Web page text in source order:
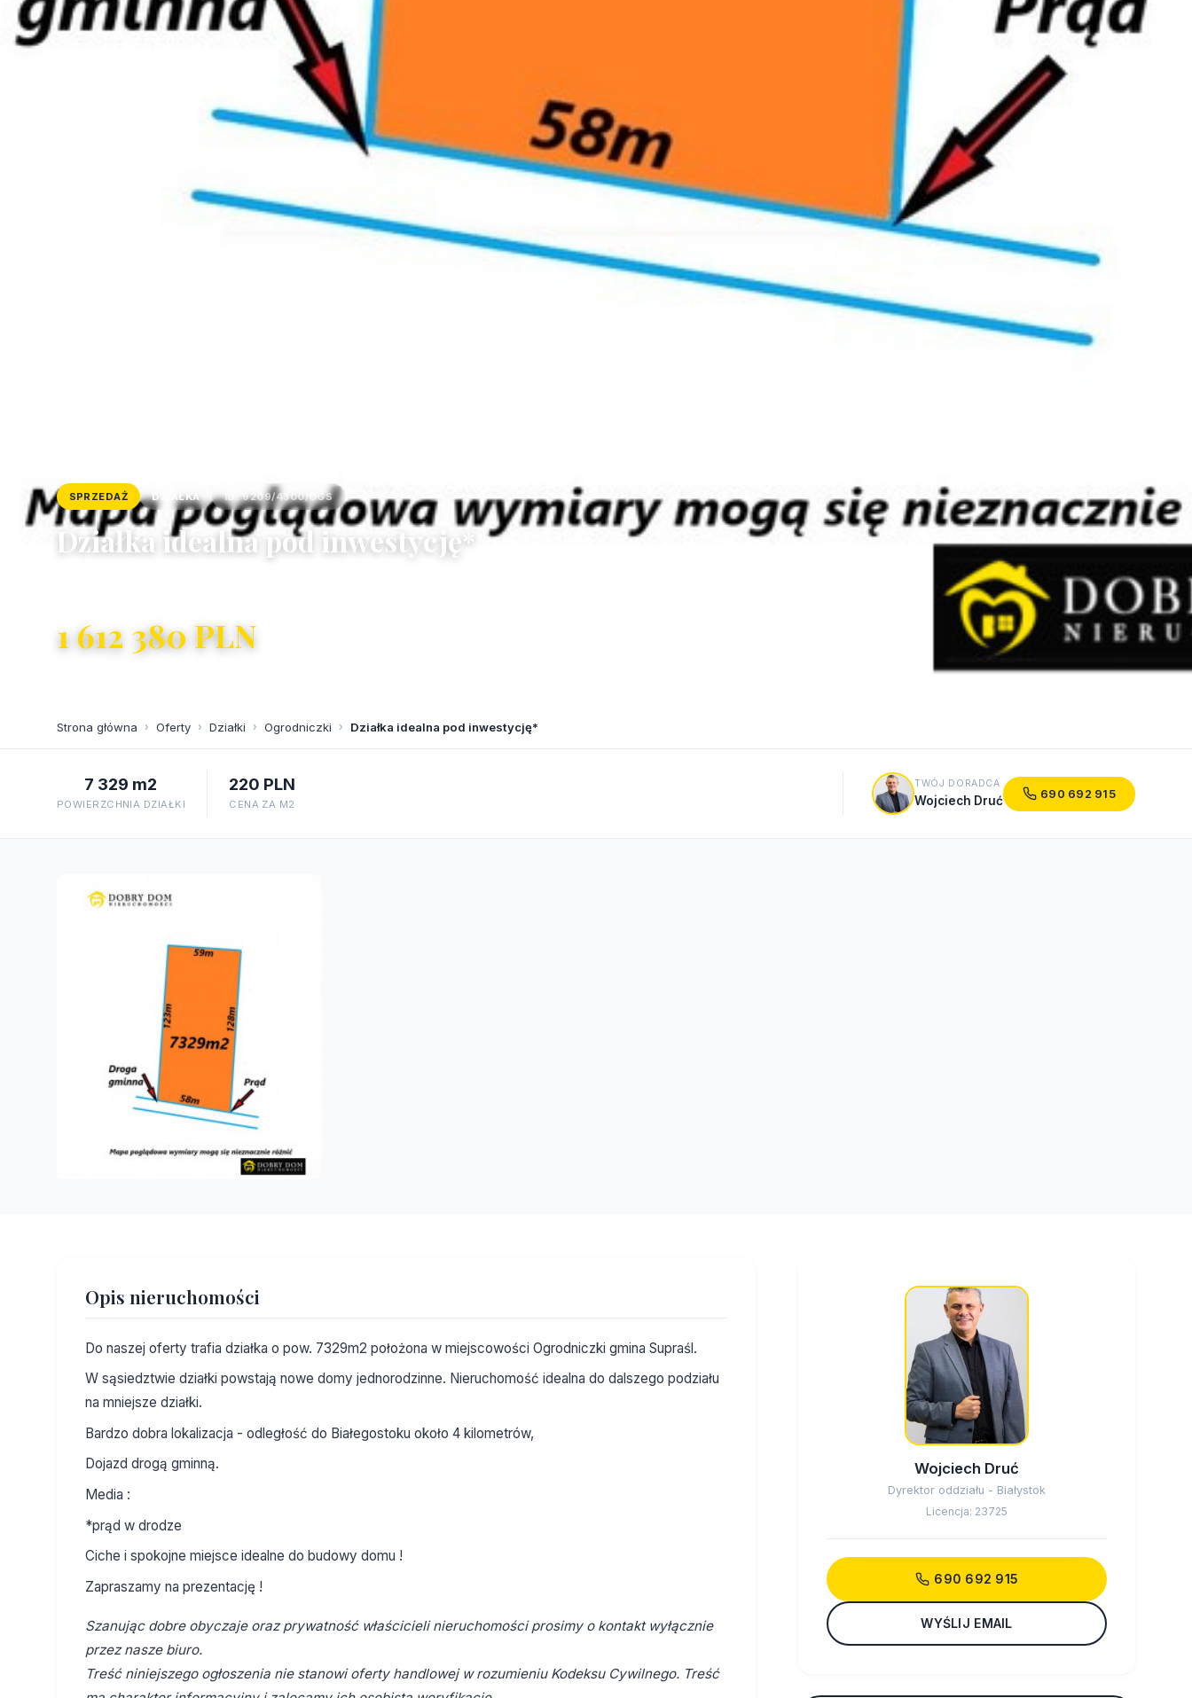
SPRZEDAŻ DZIAŁKA ID: 9209/4300/OGS
Działka idealna pod inwestycję*
1 612 380 PLN
Strona główna › Oferty › Działki › Ogrodniczki › Działka idealna pod inwestycję*
7 329 m2
POWIERZCHNIA DZIAŁKI
220 PLN
CENA ZA M2
TWÓJ DORADCA
Wojciech Druć 690 692 915
Opis nieruchomości
Do naszej oferty trafia działka o pow. 7329m2 położona w miejscowości Ogrodniczki gmina Supraśl.
W sąsiedztwie działki powstają nowe domy jednorodzinne. Nieruchomość idealna do dalszego podziału
na mniejsze działki.
Bardzo dobra lokalizacja - odległość do Białegostoku około 4 kilometrów,
Dojazd drogą gminną.
Media :
*prąd w drodze
Ciche i spokojne miejsce idealne do budowy domu !
Zapraszamy na prezentację !
Szanując dobre obyczaje oraz prywatność właścicieli nieruchomości prosimy o kontakt wyłącznie
przez nasze biuro.
Treść niniejszego ogłoszenia nie stanowi oferty handlowej w rozumieniu Kodeksu Cywilnego. Treść
Wojciech Druć
Dyrektor oddziału - Białystok
Licencja: 23725
690 692 915
WYŚLIJ EMAIL